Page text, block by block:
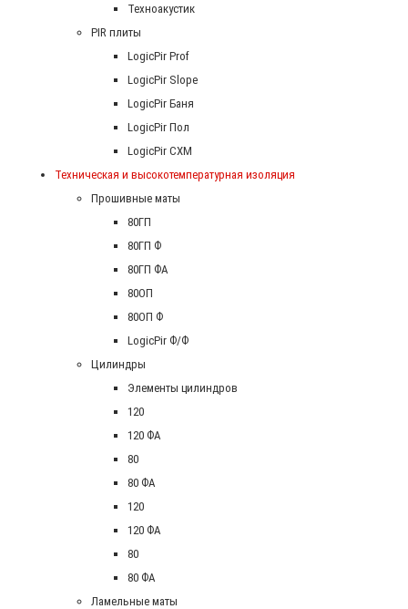
Техноакустик
PIR плиты
LogicPir Prof
LogicPir Slope
LogicPir Баня
LogicPir Пол
LogicPir СХМ
Техническая и высокотемпературная изоляция
Прошивные маты
80ГП
80ГП Ф
80ГП ФА
80ОП
80ОП Ф
LogicPir Ф/Ф
Цилиндры
Элементы цилиндров
120
120 ФА
80
80 ФА
120
120 ФА
80
80 ФА
Ламельные маты